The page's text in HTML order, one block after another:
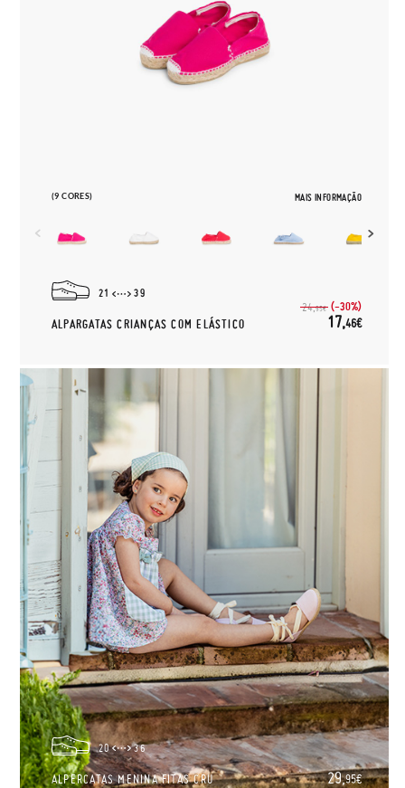
(9 CORES) MAIS INFORMAÇÃO
21 39
ALPARGATAS CRIANÇAS COM ELÁSTICO
24,95€ (-30%)
17,46€
20 36
ALPERCATAS MENINA FITAS CRU 29,95€